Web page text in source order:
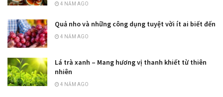
4 NĂM AGO
Quả nho và những công dụng tuyệt vời ít ai biết đến
4 NĂM AGO
Lá trà xanh – Mang hương vị thanh khiết từ thiên
nhiên
4 NĂM AGO